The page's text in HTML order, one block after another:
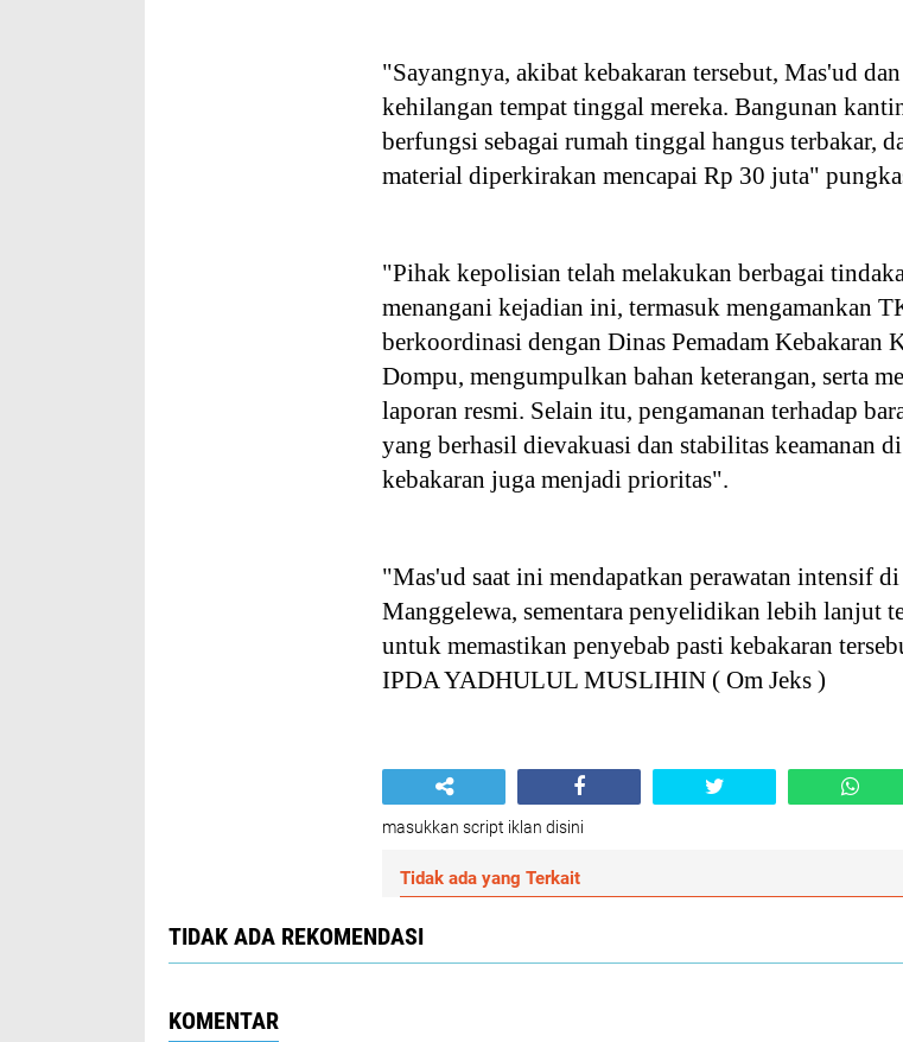
"Sayangnya, akibat kebakaran tersebut, Mas'ud
kehilangan tempat tinggal mereka. Bangunan
berfungsi sebagai rumah tinggal hangus terbakar,
material diperkirakan mencapai Rp 30 juta"
"Pihak kepolisian telah melakukan berbagai
menangani kejadian ini, termasuk mengamankan
berkoordinasi dengan Dinas Pemadam Kebakaran
Dompu, mengumpulkan bahan keterangan, serta
laporan resmi. Selain itu, pengamanan terhadap
yang berhasil dievakuasi dan stabilitas keamanan
kebakaran juga menjadi prioritas".
"Mas'ud saat ini mendapatkan perawatan intensif
Manggelewa, sementara penyelidikan lebih lanjut
untuk memastikan penyebab pasti kebakaran
IPDA YADHULUL MUSLIHIN ( Om Jeks )
masukkan script iklan disini
Tidak ada yang Terkait
TIDAK ADA REKOMENDASI
KOMENTAR